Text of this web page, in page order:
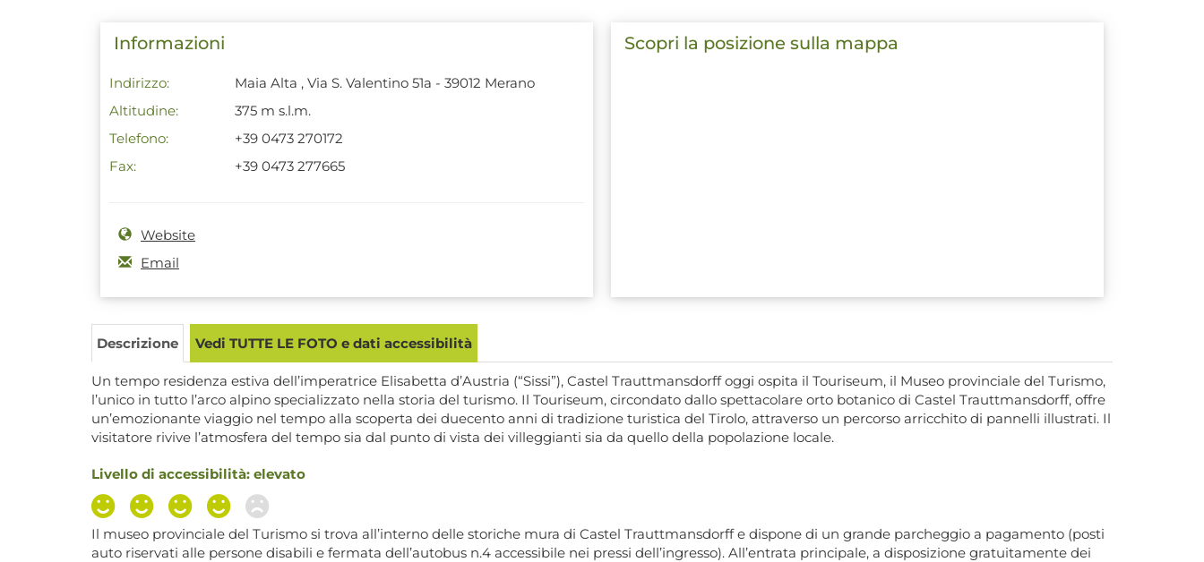
Informazioni
Indirizzo:
Maia Alta , Via S. Valentino 51a - 39012 Merano
Altitudine:
375 m s.l.m.
Telefono:
+39 0473 270172
Fax:
+39 0473 277665
Website
Email
Scopri la posizione sulla mappa
Descrizione Vedi TUTTE LE FOTO e dati accessibilità
Un tempo residenza estiva dell’imperatrice Elisabetta d’Austria (“Sissi”), Castel Trauttmansdorff oggi ospita il Touriseum, il Museo provinciale del Turismo,
l’unico in tutto l’arco alpino specializzato nella storia del turismo. Il Touriseum, circondato dallo spettacolare orto botanico di Castel Trauttmansdorff, offre
un’emozionante viaggio nel tempo alla scoperta dei duecento anni di tradizione turistica del Tirolo, attraverso un percorso arricchito di pannelli illustrati. Il
visitatore rivive l’atmosfera del tempo sia dal punto di vista dei villeggianti sia da quello della popolazione locale.
Livello di accessibilità: elevato
Il museo provinciale del Turismo si trova all’interno delle storiche mura di Castel Trauttmansdorff e dispone di un grande parcheggio a pagamento (posti
auto riservati alle persone disabili e fermata dell’autobus n.4 accessibile nei pressi dell’ingresso). All’entrata principale, a disposizione gratuitamente dei